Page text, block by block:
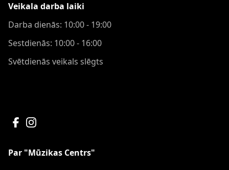
Veikala darba laiki
Darba dienās: 10:00 - 19:00
Sestdienās: 10:00 - 16:00
Svētdienās veikals slēgts
Par "Mūzikas Centrs"